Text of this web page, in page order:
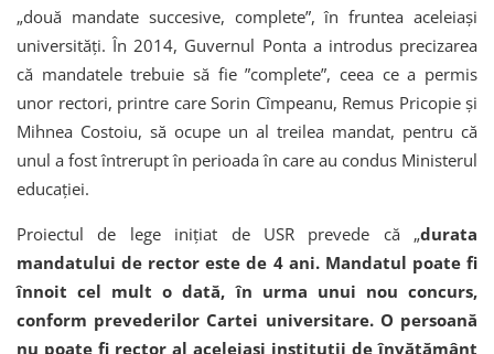
„două mandate succesive, complete”, în fruntea aceleiași
universități. În 2014, Guvernul Ponta a introdus precizarea
că mandatele trebuie să fie ”complete”, ceea ce a permis
unor rectori, printre care Sorin Cîmpeanu, Remus Pricopie și
Mihnea Costoiu, să ocupe un al treilea mandat, pentru că
unul a fost întrerupt în perioada în care au condus Ministerul
educației.
Proiectul de lege inițiat de USR prevede că „durata
mandatului de rector este de 4 ani. Mandatul poate fi
înnoit cel mult o dată, în urma unui nou concurs,
conform prevederilor Cartei universitare. O persoană
nu poate fi rector al aceleiași instituții de învățământ